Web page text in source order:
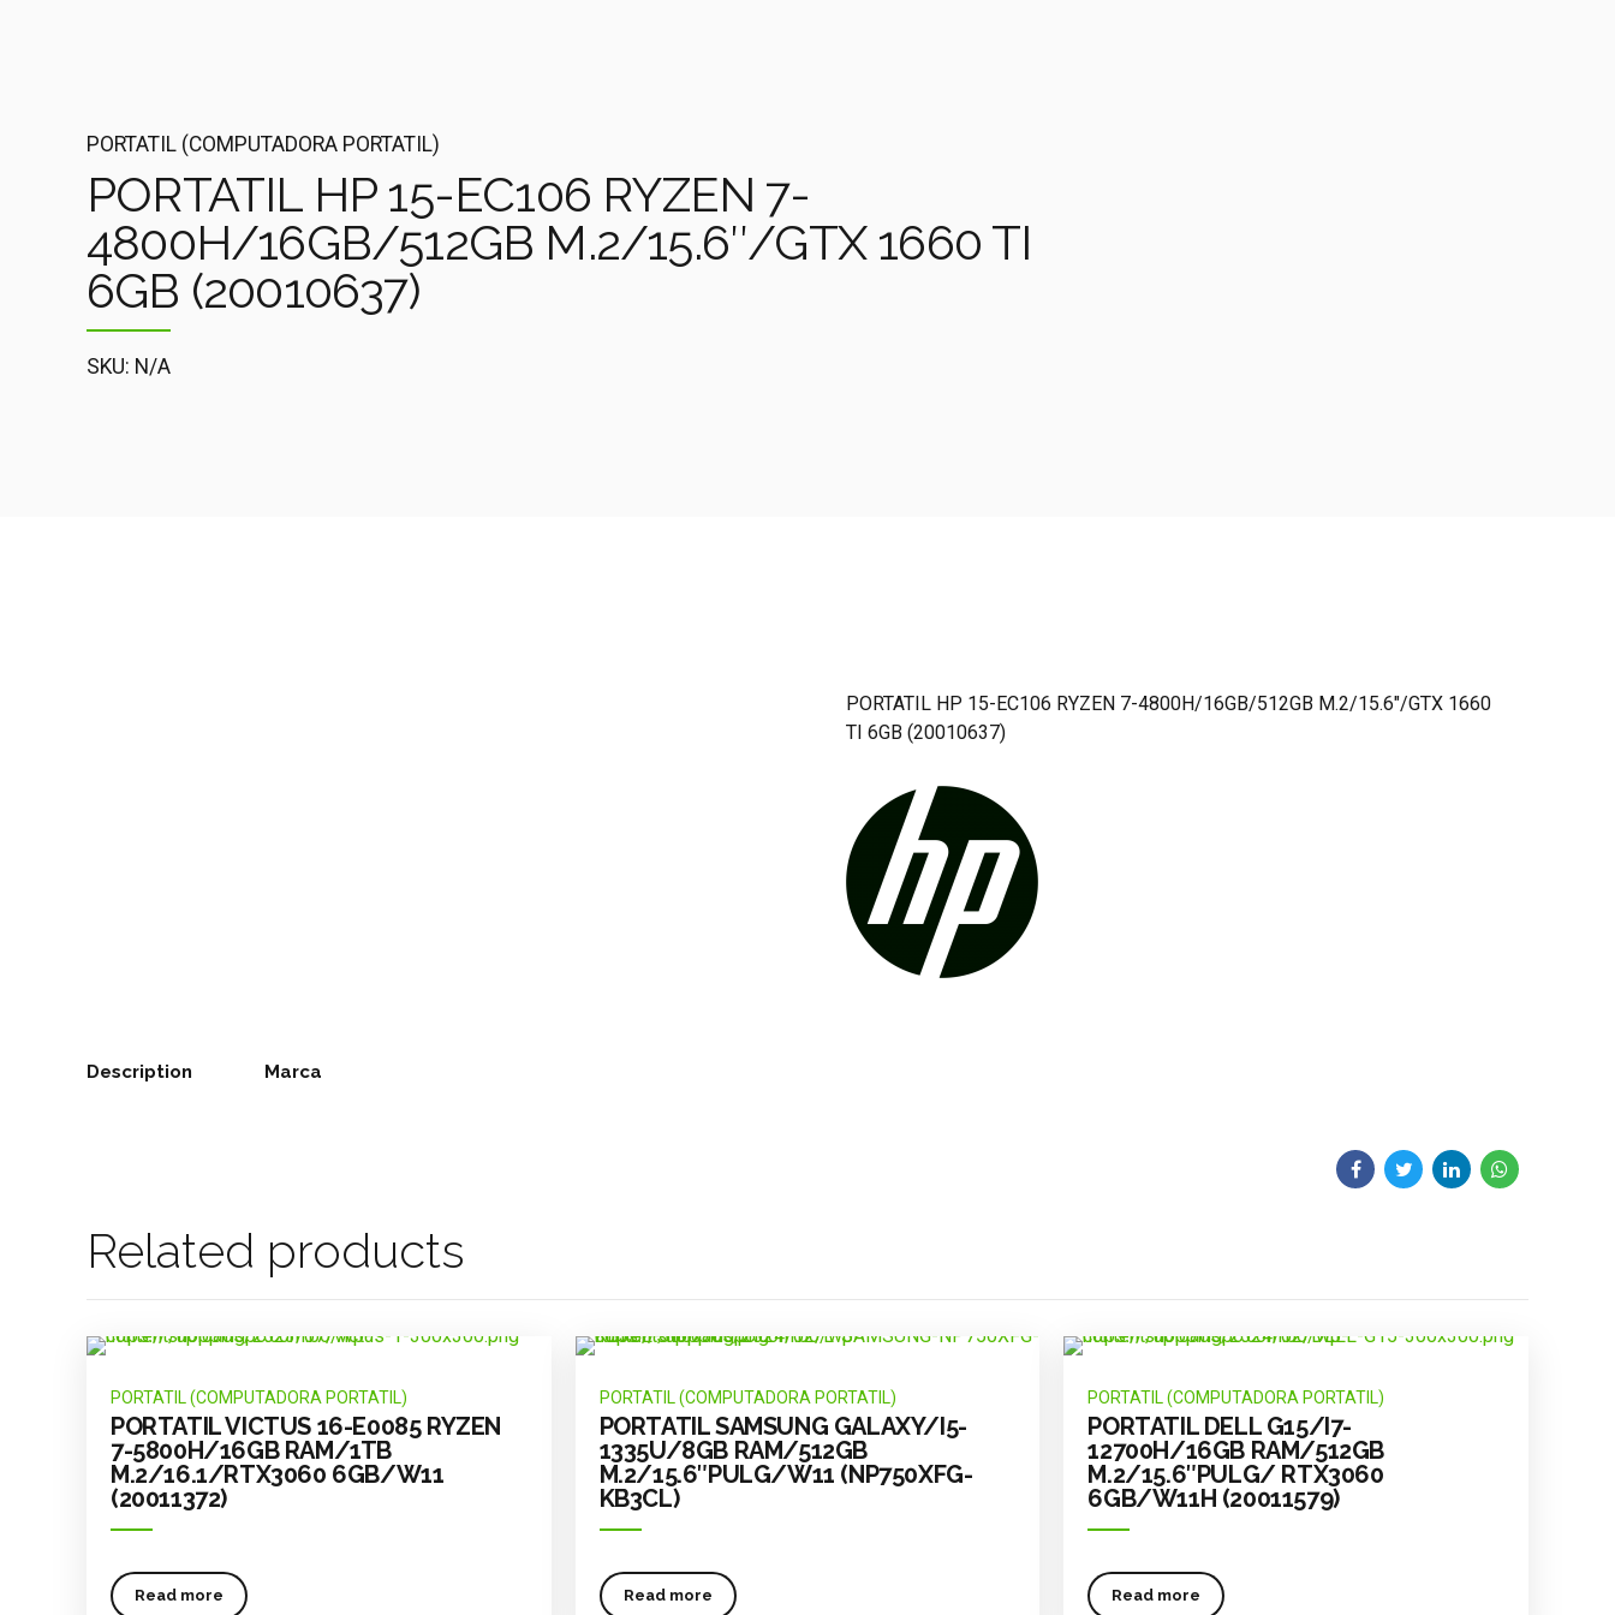
PORTATIL (COMPUTADORA PORTATIL)
PORTATIL HP 15-EC106 RYZEN 7-
4800H/16GB/512GB M.2/15.6″/GTX 1660 TI
6GB (20010637)
SKU: N/A
PORTATIL HP 15-EC106 RYZEN 7-4800H/16GB/512GB M.2/15.6″/GTX 1660
TI 6GB (20010637)
Description Marca
Related products
PORTATIL (COMPUTADORA PORTATIL)
PORTATIL VICTUS 16-E0085 RYZEN
7-5800H/16GB RAM/1TB
M.2/16.1/RTX3060 6GB/W11
(20011372)
Read more
PORTATIL (COMPUTADORA PORTATIL)
PORTATIL SAMSUNG GALAXY/I5-
1335U/8GB RAM/512GB
M.2/15.6″PULG/W11 (NP750XFG-
KB3CL)
Read more
PORTATIL (COMPUTADORA PORTATIL)
PORTATIL DELL G15/I7-
12700H/16GB RAM/512GB
M.2/15.6″PULG/ RTX3060
6GB/W11H (20011579)
Read more
Información
Inicio
Productos
IMPRESORAS HP
Si desea recibir nuestras últimas noticias en su
boletín. No te enviaremos spam, ¡te lo
Somos pioneros en la venta de accesorios y
calidad. Todos nuestros productos son
garantizados.